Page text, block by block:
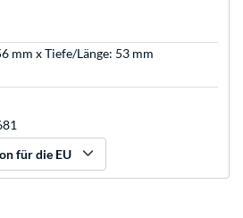
mm x Tiefe/Länge: 53 mm
für die EU